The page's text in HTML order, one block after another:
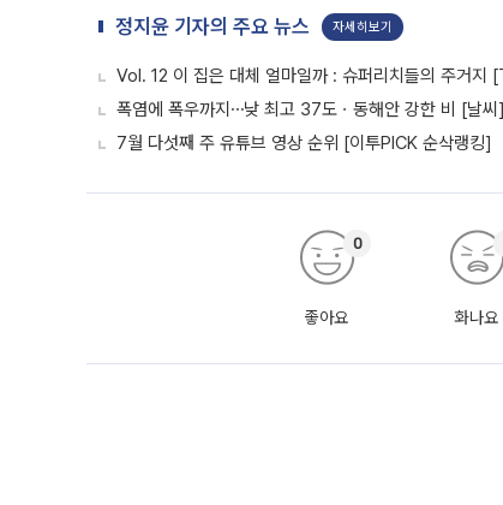
정지윤 기자의 주요 뉴스 자세히보기
Vol. 12 이 집은 대체 얼마일까 : 슈퍼리치들의 주거지
폭염에 폭우까지⋯낮 최고 37도ㆍ동해안 강한 비 [날씨]
7월 다섯째 주 유튜브 영상 순위 [이투PICK 순삭랭킹]
좋아요
0
화나요